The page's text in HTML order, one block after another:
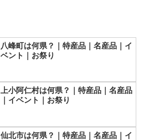
八峰町は何県？｜特産品｜名産品｜イ
ベント｜お祭り
上小阿仁村は何県？｜特産品｜名産品
｜イベント｜お祭り
仙北市は何県？｜特産品｜名産品｜イ